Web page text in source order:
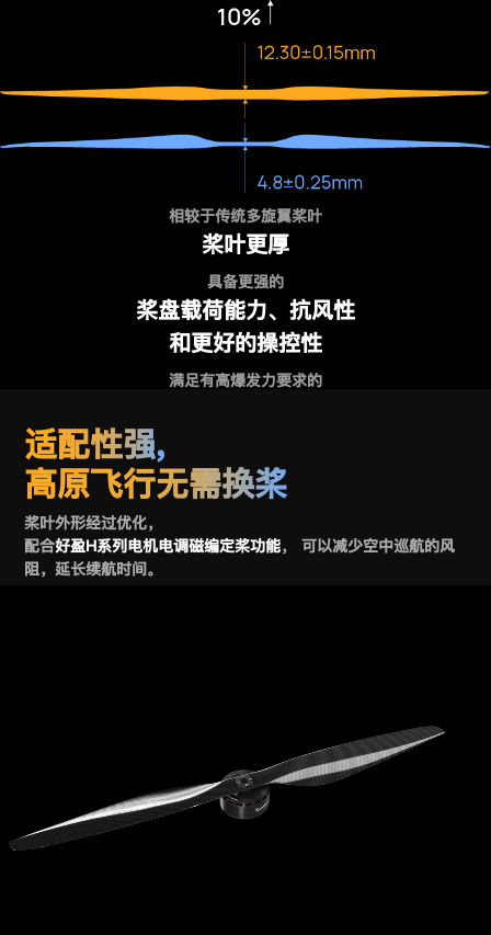
10%
相较于传统多旋翼桨叶
桨叶更厚
具备更强的
桨盘载荷能力、抗风性
和更好的操控性
满足有高爆发力要求的
适配性强,
高原飞行无需换桨
桨叶外形经过优化，
配合好盈H系列电机电调磁编定桨功能， 可以减少空中巡航的风
阻，延长续航时间。